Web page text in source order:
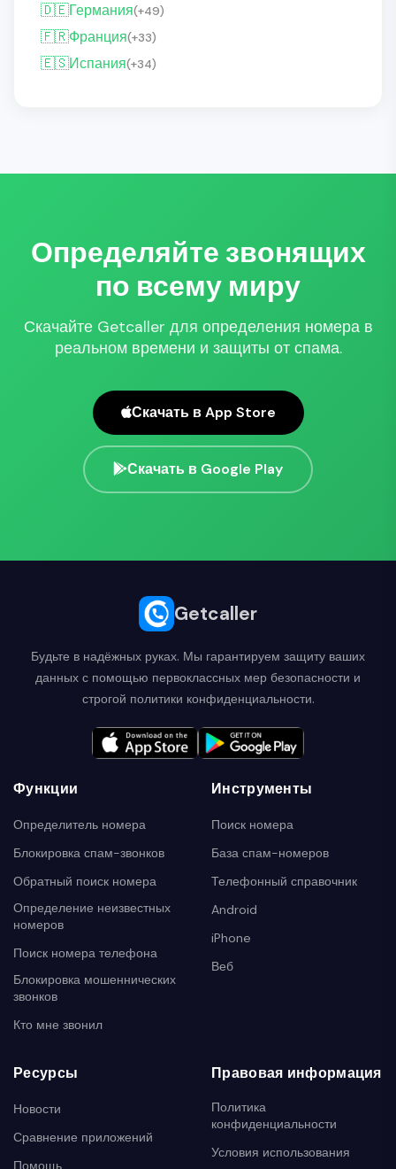
🇩🇪Германия(+49)
🇫🇷Франция(+33)
🇪🇸Испания(+34)
Определяйте звонящих
по всему миру
Скачайте Getcaller для определения номера в
реальном времени и защиты от спама.
Скачать в App Store
Скачать в Google Play
Getcaller
Будьте в надёжных руках. Мы гарантируем защиту ваших
данных с помощью первоклассных мер безопасности и
строгой политики конфиденциальности.
Функции
Определитель номера
Блокировка спам-звонков
Обратный поиск номера
Определение неизвестных
номеров
Поиск номера телефона
Блокировка мошеннических
звонков
Кто мне звонил
Инструменты
Поиск номера
База спам-номеров
Телефонный справочник
Android
iPhone
Веб
Ресурсы
Новости
Сравнение приложений
Помощь
Правовая информация
Политика
конфиденциальности
Условия использования